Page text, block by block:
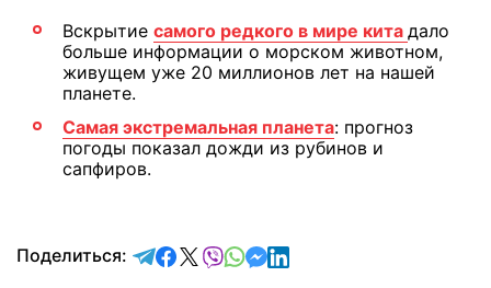
Вскрытие самого редкого в мире кита дало
больше информации о морском животном,
живущем уже 20 миллионов лет на нашей
планете.
Самая экстремальная планета: прогноз
погоды показал дожди из рубинов и
сапфиров.
Поделиться: отправить в Telegram
поделиться в Facebook
поделиться в X
отправить в Viber
отправить в Whatsapp
отправить в Messenger
отправить в LinkedIn